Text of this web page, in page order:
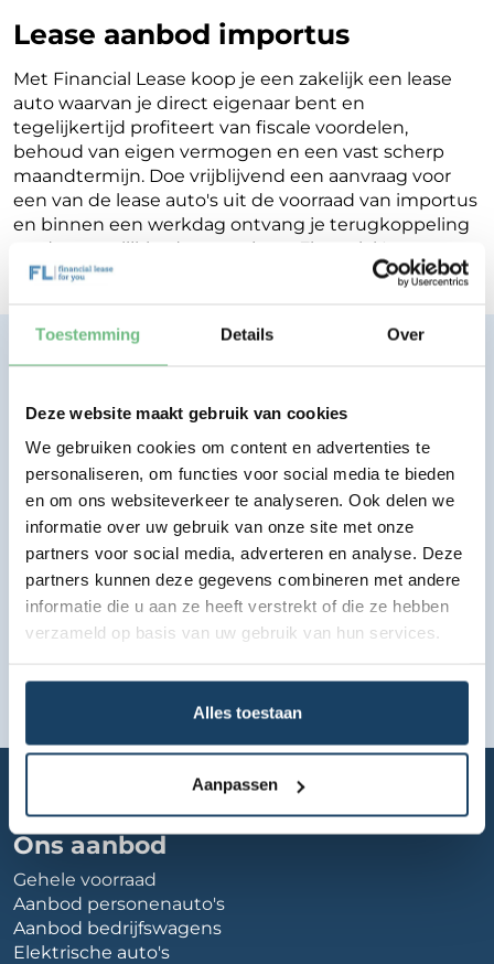
Toestemming Details Over
Deze website maakt gebruik van cookies
We gebruiken cookies om content en advertenties te
personaliseren, om functies voor social media te bieden
en om ons websiteverkeer te analyseren. Ook delen we
informatie over uw gebruik van onze site met onze
partners voor social media, adverteren en analyse. Deze
partners kunnen deze gegevens combineren met andere
informatie die u aan ze heeft verstrekt of die ze hebben
verzameld op basis van uw gebruik van hun services.
Alles toestaan
Aanpassen
Lease aanbod importus
Met Financial Lease koop je een zakelijk een lease
auto waarvan je direct eigenaar bent en
tegelijkertijd profiteert van fiscale voordelen,
behoud van eigen vermogen en een vast scherp
maandtermijn. Doe vrijblijvend een aanvraag voor
een van de lease auto's uit de voorraad van importus
en binnen een werkdag ontvang je terugkoppeling
op de mogelijkheden voor jouw Financial Lease.
Financial lease zonder zorgen.
Bekijk lease aanbod
Ons aanbod
Gehele voorraad
Aanbod personenauto's
Aanbod bedrijfswagens
Elektrische auto's